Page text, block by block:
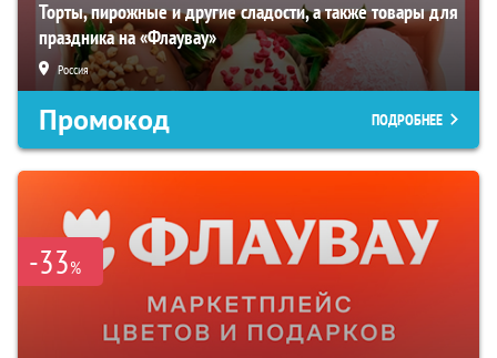
Торты, пирожные и другие сладости, а также товары для
праздника на «Флаувау»
Россия
Промокод ПОДРОБНЕЕ
-33%